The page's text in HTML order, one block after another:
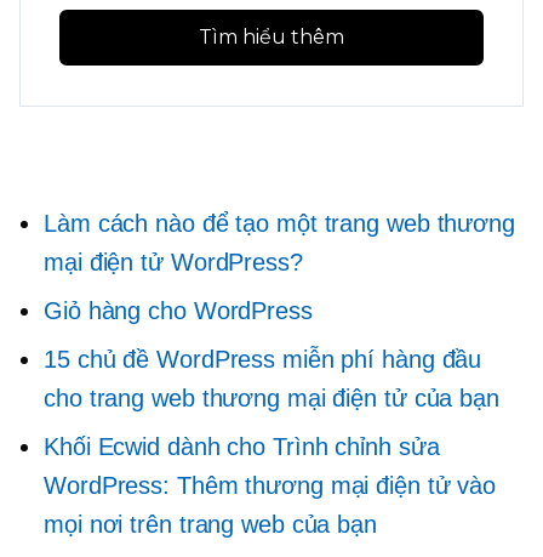
Tìm hiểu thêm
Làm cách nào để tạo một trang web thương
mại điện tử WordPress?
Giỏ hàng cho WordPress
15 chủ đề WordPress miễn phí hàng đầu
cho trang web thương mại điện tử của bạn
Khối Ecwid dành cho Trình chỉnh sửa
WordPress: Thêm thương mại điện tử vào
mọi nơi trên trang web của bạn